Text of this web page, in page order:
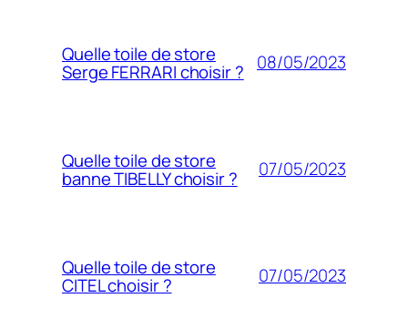
Quelle toile de store
Serge FERRARI choisir ? 08/05/2023
Quelle toile de store
banne TIBELLY choisir ? 07/05/2023
Quelle toile de store
CITEL choisir ? 07/05/2023